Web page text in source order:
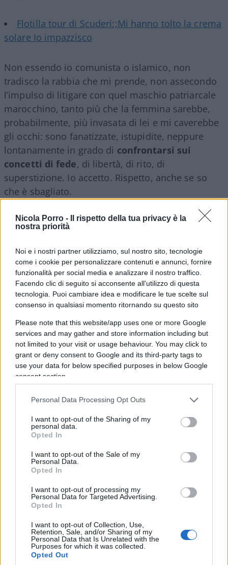
Nicola Porro -
Il rispetto della tua privacy è la
nostra priorità
Noi e i nostri partner utilizziamo, sul nostro sito, tecnologie
come i cookie per personalizzare contenuti e annunci, fornire
funzionalità per social media e analizzare il nostro traffico.
Facendo clic di seguito si acconsente all'utilizzo di questa
tecnologia. Puoi cambiare idea e modificare le tue scelte sul
consenso in qualsiasi momento ritornando su questo sito
Please note that this website/app uses one or more Google
services and may gather and store information including but
not limited to your visit or usage behaviour. You may click to
grant or deny consent to Google and its third-party tags to
use your data for below specified purposes in below Google
consent section.
Personal Data Processing Opt Outs
I want to opt-out of the Sharing of my
personal data.
Opted In
I want to opt-out of the Sale of my
Personal Data.
Opted In
I want to opt-out of processing my
Personal Data for Targeted Advertising.
Opted In
I want to opt-out of Collection, Use,
Retention, Sale, and/or Sharing of my
Personal Data that Is Unrelated with the
Purposes for which it was collected.
Opted Out
Flotilla tour di Scuderi:;Mi hanno tolto la crema
solare Io impazzisco
Non essendo io comunista o islamico, non
tradisco la rabbia che mi prende, non assecondo
l’impulso di litigare con quel maschio patriarcale
marocchino, tanto più che la femmina sarebbe,
probabilmente, più invasata di lei e mi caverebbe
gli occhi: sono fanatizzate, istupidite, neppure
lontanamente in grado di confrontarsi sui
concetti di fede, di libertà, di rito, di
superstizione. Io accetto. Rispetto, anche se so
che è sbagliato.
Loro non lo farebbero. Loro per ora aspettano, poi
quando saranno egemoni, la musica cambierà. Lo
quando ne vedo una rischiare l’infarto sotto quei
drappi, io che boccheggio in canottiera. Ma che
dovremmo fare? Il guaio è che questo loro
autolesionista, è un altro viatico per imporre la
sharia. Lo dicono, lo fanno. Come coi maranza,
come con lo stragismo nobilitato, la dieta da
imporre ai bambini delle scuole, il ramadan.
questo serve il partito comunista, ad insufflare
una bella, sana dittatura, poi che avvenga sotto
l’egida di Marx, Stalin, Mao o Maometto cambia